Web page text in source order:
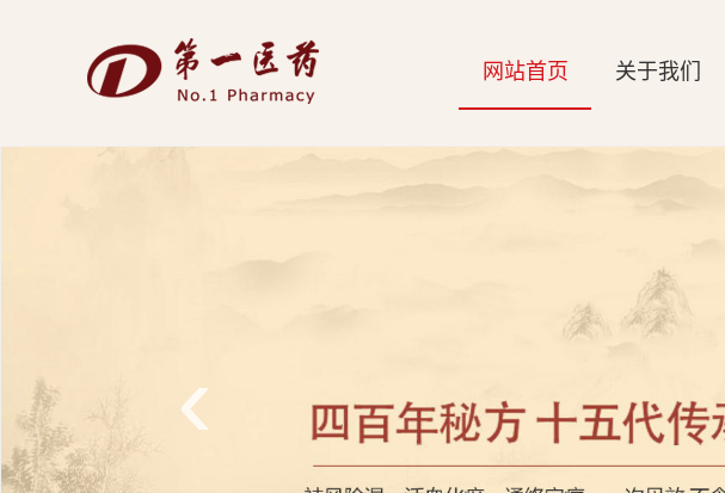
网
科
技
网站首页 关于我们
‹